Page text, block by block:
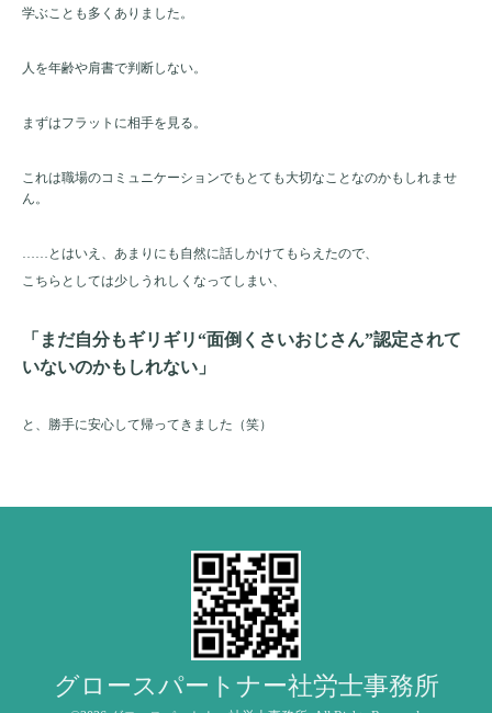
学ぶことも多くありました。
人を年齢や肩書で判断しない。
まずはフラットに相手を見る。
これは職場のコミュニケーションでもとても大切なことなのかもしれませ
ん。
……とはいえ、あまりにも自然に話しかけてもらえたので、
こちらとしては少しうれしくなってしまい、
「まだ自分もギリギリ“面倒くさいおじさん”認定されて
いないのかもしれない」
と、勝手に安心して帰ってきました（笑）
グロースパートナー社労士事務所